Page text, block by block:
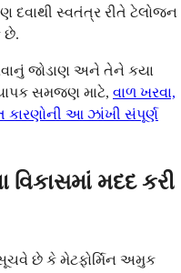
દવાથી સ્વતંત્ર રીતે ટેલોજન
છે.
જોડાણ અને તેને કયા
સમજણ માટે, વાળ ખરવા,
કારણોની આ ઝાંખી સંપૂર્ણ
વિકાસમાં મદદ કરી
છે કે મેટફોર્મિન અમુક